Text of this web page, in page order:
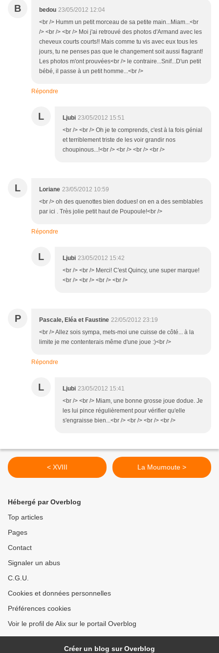
B bedou 23/05/2012 12:04
<br /> Humm un petit morceau de sa petite main...Miam...<br
/> <br /> <br /> Moi j'ai retrouvé des photos d'Armand avec les
cheveux courts courts!! Mais comme tu vis avec eux tous les
jours, tu ne penses pas que le changement soit aussi flagrant!
Les photos m'ont prouvées<br /> le contraire...Snif...D'un petit
bébé, il passe à un petit homme...<br />
Répondre
L Ljubi 23/05/2012 15:51
<br /> <br /> Oh je te comprends, c'est à la fois génial
et terriblement triste de les voir grandir nos
choupinous...!<br /> <br /> <br /> <br />
L Loriane 23/05/2012 10:59
<br /> oh des quenottes bien dodues! on en a des semblables
par ici . Très jolie petit haut de Poupoule!<br />
Répondre
L Ljubi 23/05/2012 15:42
<br /> <br /> Merci! C'est Quincy, une super marque!
<br /> <br /> <br /> <br />
P Pascale, Eléa et Faustine 22/05/2012 23:19
<br /> Allez sois sympa, mets-moi une cuisse de côté... à la
limite je me contenterais même d'une joue :)<br />
Répondre
L Ljubi 23/05/2012 15:41
<br /> <br /> Miam, une bonne grosse joue dodue. Je
les lui pince régulièrement pour vérifier qu'elle
s'engraisse bien...<br /> <br /> <br /> <br />
< XVIII La Moumoute >
Hébergé par Overblog
Top articles
Pages
Contact
Signaler un abus
C.G.U.
Cookies et données personnelles
Préférences cookies
Voir le profil de Alix sur le portail Overblog
Créer un blog sur Overblog